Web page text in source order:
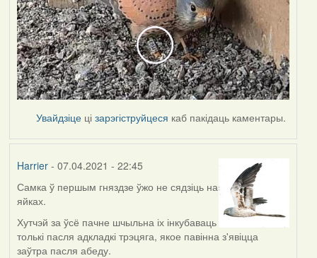
Увайдзіце цізарэгіструйцеся каб пакідаць каментары.
Harrier- 07.04.2021 - 22:45
Самка ў першым гняздзе ўжо не сядзіць на
яйках.
Хутчэй за ўсё пачне шчыльна іх інкубаваць
толькі пасля адкладкі трэцяга, якое павінна з'явіцца
заўтра пасля абеду.